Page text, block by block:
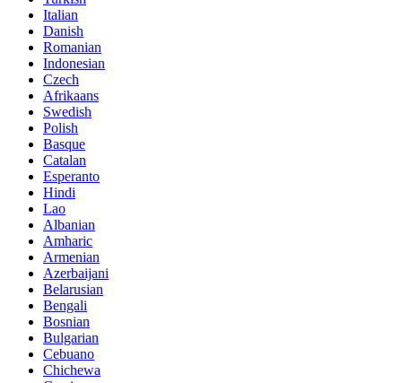
Italian
Danish
Romanian
Indonesian
Czech
Afrikaans
Swedish
Polish
Basque
Catalan
Esperanto
Hindi
Lao
Albanian
Amharic
Armenian
Azerbaijani
Belarusian
Bengali
Bosnian
Bulgarian
Cebuano
Chichewa